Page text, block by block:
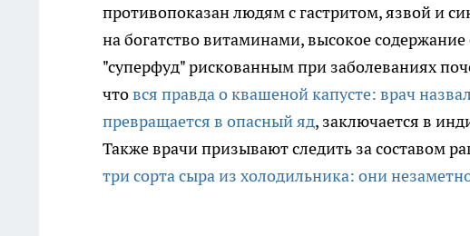
противопоказан людям с гастритом, язвой и
на богатство витаминами, высокое содержание
"суперфуд" рискованным при заболеваниях
чтовся правда о квашеной капусте: врач
превращается в опасный яд, заключается в
Также врачи призывают следить за составом
три сорта сыра из холодильника: они